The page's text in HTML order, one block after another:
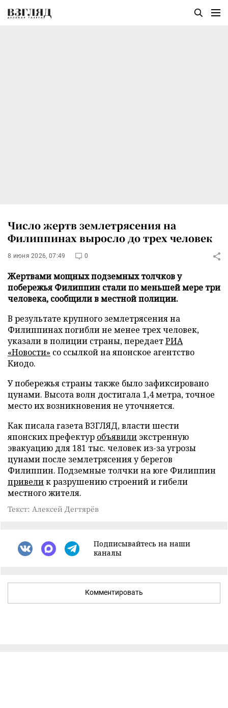
Число жертв землетрясения на
Филиппинах выросло до трех человек
8 июня 2026, 07:49 0
Жертвами мощных подземных толчков у
побережья Филиппин стали по меньшей мере три
человека, сообщили в местной полиции.
В результате крупного землетрясения на
Филиппинах погибли не менее трех человек,
указали в полиции страны, передаетРИА
«Новости» со ссылкой на японское агентство
Киодо.
У побережья страны также было зафиксировано
цунами. Высота волн достигала 1,4 метра, точное
место их возникновения не уточняется.
Как писала газета ВЗГЛЯД, власти шести
японских префектур объявили экстренную
эвакуацию для 181 тыс. человек из-за угрозы
цунами после землетрясения у берегов
Филиппин. Подземные толчки на юге Филиппин
привелик разрушению строений и гибели
местного жителя.
Текст: Алексей Дегтярёв
Подписывайтесь на наши
каналы
Комментировать